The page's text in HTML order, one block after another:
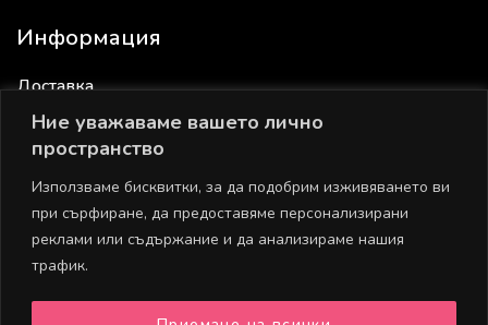
Ние уважаваме вашето лично
пространство
Използваме бисквитки, за да подобрим изживяването ви
при сърфиране, да предоставяме персонализирани
реклами или съдържание и да анализираме нашия
трафик.
Информация
Доставка
Връщане
Политика за поверителност
Политика за бисквитки